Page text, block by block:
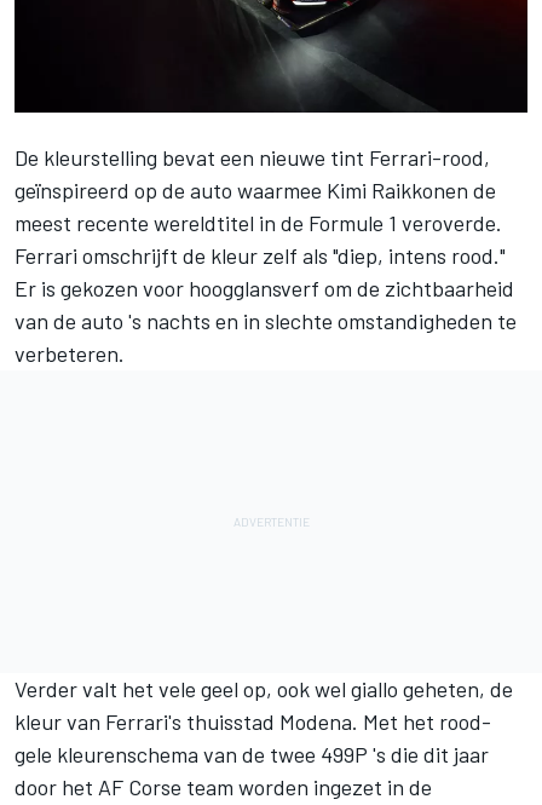
De kleurstelling bevat een nieuwe tint Ferrari-rood,
geïnspireerd op de auto waarmee Kimi Raikkonen de
meest recente wereldtitel in de Formule 1 veroverde.
Ferrari omschrijft de kleur zelf als "diep, intens rood."
Er is gekozen voor hoogglansverf om de zichtbaarheid
van de auto 's nachts en in slechte omstandigheden te
verbeteren.
Verder valt het vele geel op, ook wel giallo geheten, de
kleur van Ferrari's thuisstad Modena. Met het rood-
gele kleurenschema van de twee 499P 's die dit jaar
door het AF Corse team worden ingezet in de